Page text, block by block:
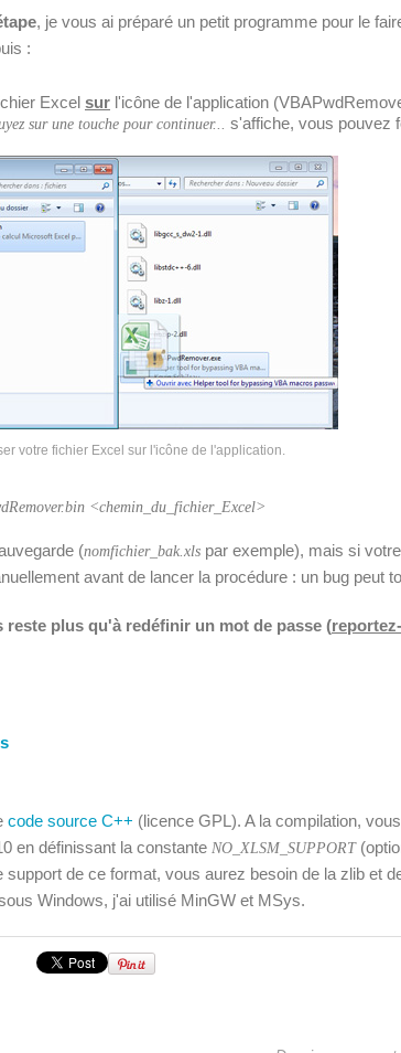
, je vous ai préparé un petit programme pour le
:
Excel sur l'icône de l'application
sur une touche pour continuer... s'affiche, vous pouvez
votre fichier Excel sur l'icône de l'application.
<chemin_du_fichier_Excel>
(nomfichier_bak.xls par exemple), mais si
avant de lancer la procédure : un bug peut
plus qu'à redéfinir un mot de passe (
code source C++ (licence GPL). A la compilation,
en définissant la constante NO_XLSM_SUPPORT
de ce format, vous aurez besoin de la zlib et
Windows, j'ai utilisé MinGW et MSys.